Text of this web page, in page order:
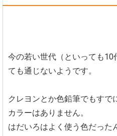
今の若い世代（といっても10
ても通じないようです。
クレヨンとか色鉛筆でもすで
カラーはありません。
はだいろはよく使う色だった